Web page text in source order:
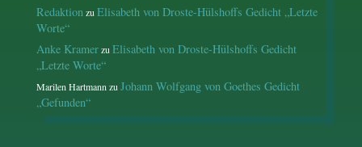
RedaktionzuElisabeth von Droste-Hülshoffs Gedicht „Letzte
Worte“
Anke KramerzuElisabeth von Droste-Hülshoffs Gedicht
„Letzte Worte“
Marilen HartmannzuJohann Wolfgang von Goethes Gedicht
„Gefunden“